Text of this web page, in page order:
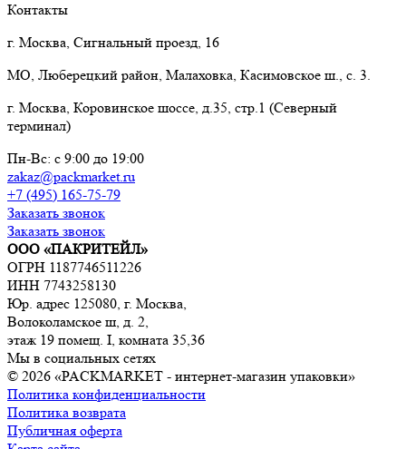
Контакты
г. Москва, Сигнальный проезд, 16
МО, Люберецкий район, Малаховка, Касимовское ш., с. 3.
г. Москва, Коровинское шоссе, д.35, стр.1 (Северный
терминал)
Пн-Вс: с 9:00 до 19:00
zakaz@packmarket.ru
+7 (495) 165-75-79
Заказать звонок
Заказать звонок
ООО «ПАКРИТЕЙЛ»
ОГРН 1187746511226
ИНН 7743258130
Юр. адрес 125080, г. Москва,
Волоколамское ш, д. 2,
этаж 19 помещ. I, комната 35,36
Мы в социальных сетях
© 2026 «PACKMARKET - интернет-магазин упаковки»
Политика конфиденциальности
Политика возврата
Публичная оферта